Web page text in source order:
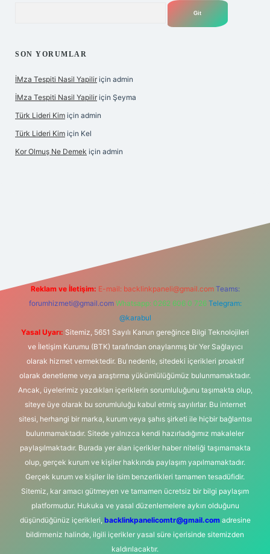
SON YORUMLAR
İMza Tespiti Nasil Yapilir için admin
İMza Tespiti Nasil Yapilir için Şeyma
Türk Lideri Kim için admin
Türk Lideri Kim için Kel
Kor Olmuş Ne Demek için admin
Reklam ve İletişim: E-mail: backlinkpaneli@gmail.com Teams:
forumhizmeti@gmail.com Whatsapp: 0262 606 0 726 Telegram:
@karabul
Yasal Uyarı: Sitemiz, 5651 Sayılı Kanun gereğince Bilgi Teknolojileri
ve İletişim Kurumu (BTK) tarafından onaylanmış bir Yer Sağlayıcı
olarak hizmet vermektedir. Bu nedenle, sitedeki içerikleri proaktif
olarak denetleme veya araştırma yükümlülüğümüz bulunmamaktadır.
Ancak, üyelerimiz yazdıkları içeriklerin sorumluluğunu taşımakta olup,
siteye üye olarak bu sorumluluğu kabul etmiş sayılırlar. Bu internet
sitesi, herhangi bir marka, kurum veya şahıs şirketi ile hiçbir bağlantısı
bulunmamaktadır. Sitede yalnızca kendi hazırladığımız makaleler
paylaşılmaktadır. Burada yer alan içerikler haber niteliği taşımamakta
olup, gerçek kurum ve kişiler hakkında paylaşım yapılmamaktadır.
Gerçek kurum ve kişiler ile isim benzerlikleri tamamen tesadüfidir.
Sitemiz, kar amacı gütmeyen ve tamamen ücretsiz bir bilgi paylaşım
platformudur. Hukuka ve yasal düzenlemelere aykırı olduğunu
düşündüğünüz içerikleri, backlinkpanelicomtr@gmail.comadresine
bildirmeniz halinde, ilgili içerikler yasal süre içerisinde sitemizden
kaldırılacaktır.